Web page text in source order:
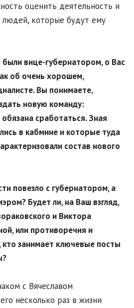
оценить деятельность и
людей, которые будут ему
вице-губернатором, о Вас
об очень хорошем,
Вы понимаете,
новую команду:
сработаться. Зная
в кабмине и которые туда
состав нового
повезло с губернатором, а
Будет ли, на Ваш взгляд,
и Виктора
или противоречия и
занимает ключевые посты
с Вячеславом
несколько раз в жизни